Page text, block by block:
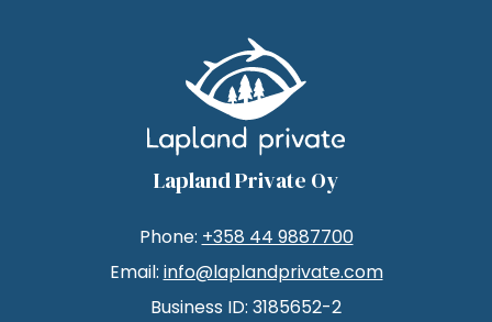
Lapland Private Oy
Phone: +358 44 9887700
Email: info@laplandprivate.com
Business ID: 3185652-2